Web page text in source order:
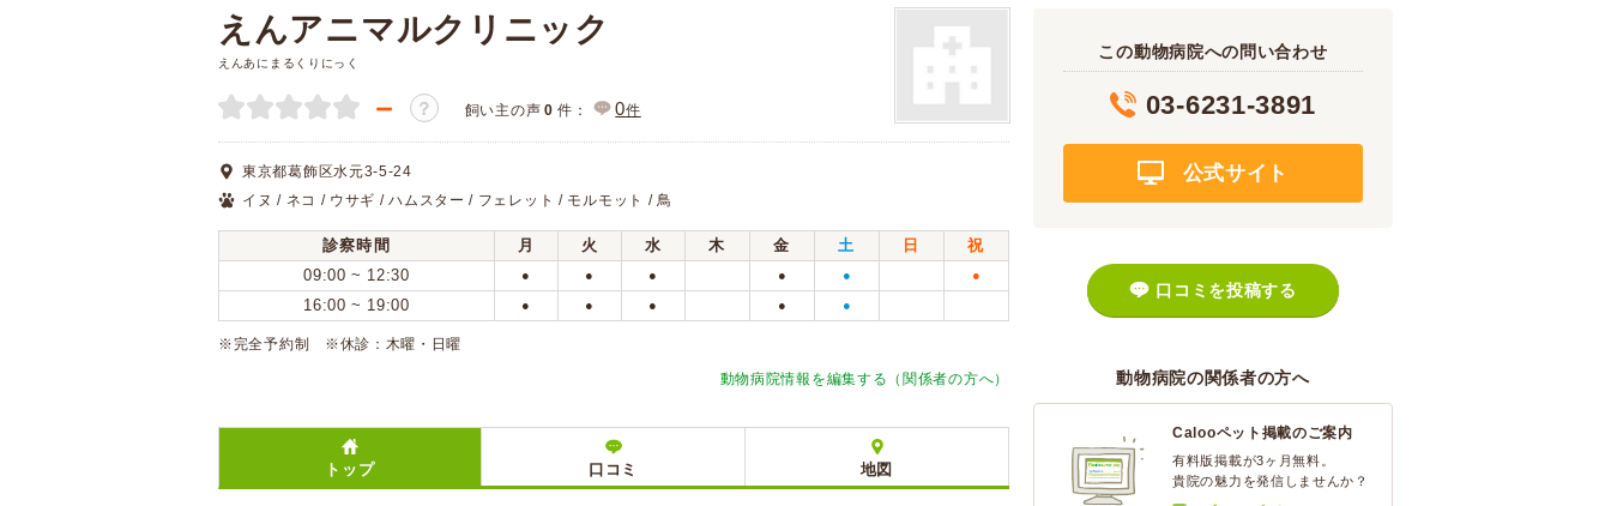
えんアニマルクリニック
えんあにまるくりにっく
－ ？ 飼い主の声 0 件： 0件
東京都葛飾区水元3-5-24
イヌ / ネコ / ウサギ / ハムスター / フェレット / モルモット / 鳥
診察時間 月 火 水 木 金 土 日
祝
09:00 ~ 12:30
● ● ● ● ● ●
16:00 ~ 19:00 ● ● ● ● ●
※完全予約制 ※休診：木曜・日曜
動物病院情報を編集する（関係者の方へ）
トップ 口コミ 地図
この動物病院への問い合わせ
03-6231-3891
公式サイト
口コミを投稿する
動物病院の関係者の方へ
Calooペット掲載のご案内
有料版掲載が3ヶ月無料。
貴院の魅力を発信しませんか？